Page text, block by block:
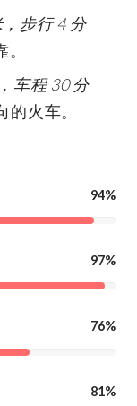
步行 4 分
车程 30 分
的火车。
94%
97%
76%
81%